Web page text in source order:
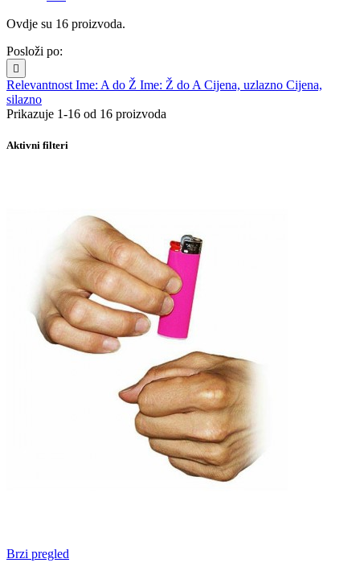
Ovdje su 16 proizvoda.
Posloži po:

Relevantnost Ime: A do Ž Ime: Ž do A Cijena, uzlazno Cijena,
silazno
Prikazuje 1-16 od 16 proizvoda
Aktivni filteri
Brzi pregled